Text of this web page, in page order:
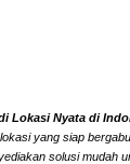
Lokasi Nyata di
yang siap
solusi mudah